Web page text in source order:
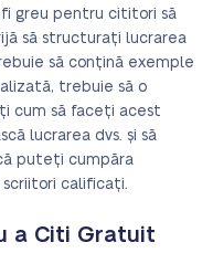
greu pentru cititori să
să structurați lucrarea
să conțină exemple
trebuie să o
cum să faceți acest
lucrarea dvs. și să
puteți cumpăra
calificați.
a Citi Gratuit